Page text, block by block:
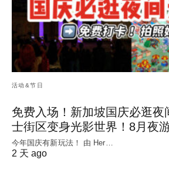
活动&节日
免费入场！新加坡国庆必逛夜
士街区变身光影世界！8月夜
今年国庆有新玩法！ 由 Her…
2 天 ago